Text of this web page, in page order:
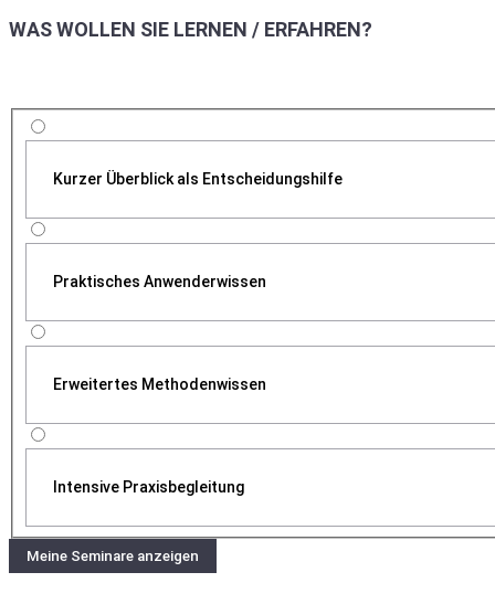
WAS WOLLEN SIE LERNEN / ERFAHREN?
Kurzer Überblick als Entscheidungshilfe
Praktisches Anwenderwissen
Erweitertes Methodenwissen
Intensive Praxisbegleitung
Meine Seminare anzeigen